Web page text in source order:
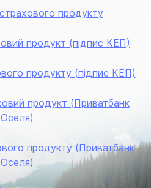
продукту
продукт (підпис КЕП)
продукту (підпис КЕП)
продукт (Приватбанк
продукту (Приватбанк